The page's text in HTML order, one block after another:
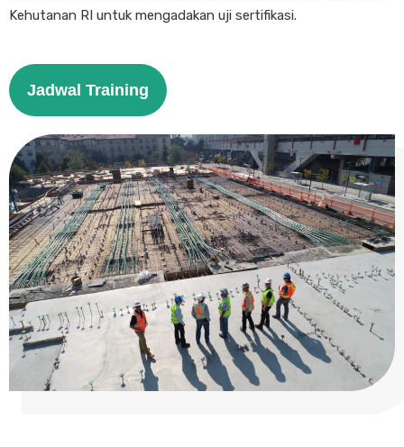
Kehutanan RI untuk mengadakan uji sertifikasi.
Jadwal Training